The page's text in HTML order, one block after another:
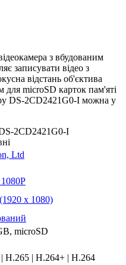
з вбудованим
записувати відео з
відстань об'єктива
microSD карток пам'яті
DS-2CD2421G0-I можна у
2CD2421G0-I
Ltd
x 1080)
microSD
H.265 | H.264+ | H.264